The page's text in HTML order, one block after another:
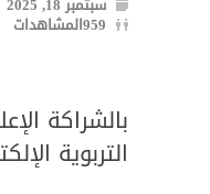
959المشاهدات
بالشراكة
التربوية